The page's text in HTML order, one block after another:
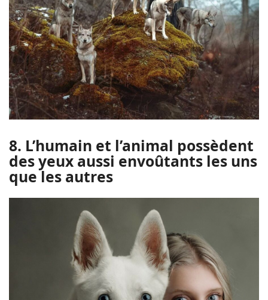
8. L’humain et l’animal possèdent
des yeux aussi envoûtants les uns
que les autres